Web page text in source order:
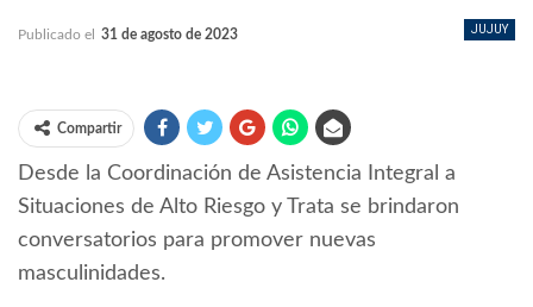
JUJUY
Publicado el 31 de agosto de 2023
Compartir
Desde la Coordinación de Asistencia Integral a
Situaciones de Alto Riesgo y Trata se brindaron
conversatorios para promover nuevas
masculinidades.